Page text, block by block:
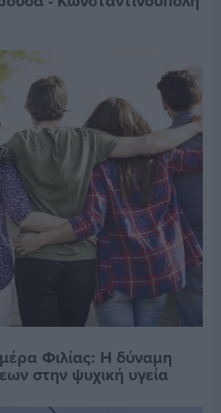
Φιλίας: Η δύναμη
στην ψυχική υγεία